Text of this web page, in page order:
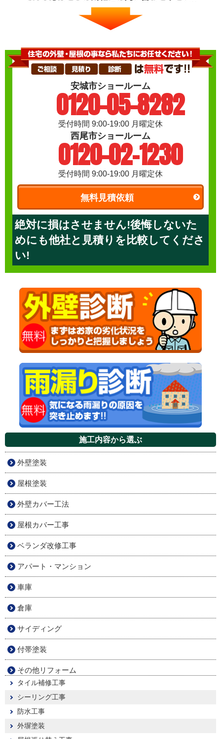
安城市ショールーム
0120-05-8282
受付時間 9:00-19:00 月曜定休
西尾市ショールーム
0120-02-1230
受付時間 9:00-19:00 月曜定休
無料見積依頼
絶対に損はさせません!後悔しないた
めにも他社と見積りを比較してくださ
い!
施工内容から選ぶ
外壁塗装
屋根塗装
外壁カバー工法
屋根カバー工事
ベランダ改修工事
アパート・マンション
車庫
倉庫
サイディング
付帯塗装
その他リフォーム
タイル補修工事
シーリング工事
防水工事
外塀塗装